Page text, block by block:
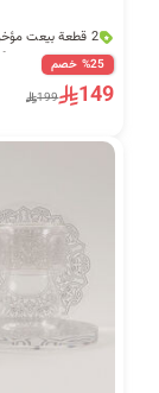
33 مشاهدة مؤخراً
2 قطعة بيعت مؤخراً
33 مشاهدة مؤخراً
%25 خصم
149
199